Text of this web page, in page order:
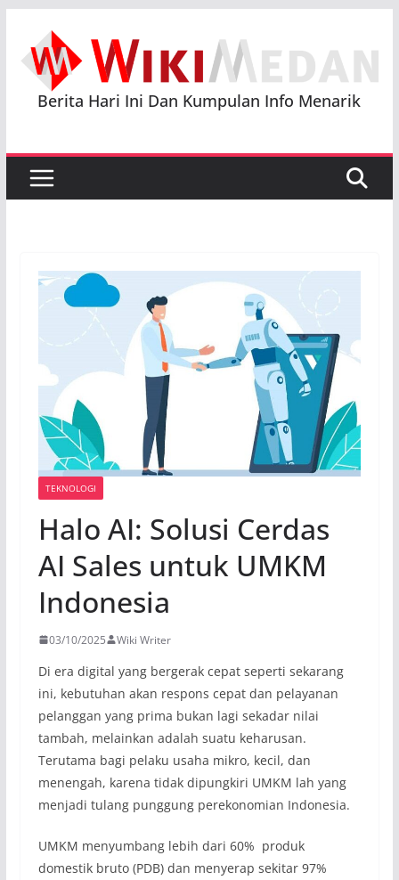
content
Berita Hari Ini Dan Kumpulan Info Menarik
TEKNOLOGI
Halo AI: Solusi Cerdas
AI Sales untuk UMKM
Indonesia
03/10/2025 Wiki Writer
Di era digital yang bergerak cepat seperti sekarang
ini, kebutuhan akan respons cepat dan pelayanan
pelanggan yang prima bukan lagi sekadar nilai
tambah, melainkan adalah suatu keharusan.
Terutama bagi pelaku usaha mikro, kecil, dan
menengah, karena tidak dipungkiri UMKM lah yang
menjadi tulang punggung perekonomian Indonesia.
UMKM menyumbang lebih dari 60% produk
domestik bruto (PDB) dan menyerap sekitar 97%